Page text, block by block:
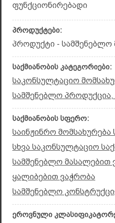
ფუნქციონირებადი
პროდუქტები:
პროდუქტი - სამშენებლო
საქმიანობის კატეგორიები:
საკონსულტაციო
სამშენებლო
საქმიანობის სფერო:
საინჟინრო მომსახურება
სხვა საკონსულტაციო
სამშენებლო მასალებით
ყალიბებით ვაჭრობა
სამშენებლო
ეროვნული